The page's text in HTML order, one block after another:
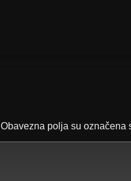
Obavezna polja su označena